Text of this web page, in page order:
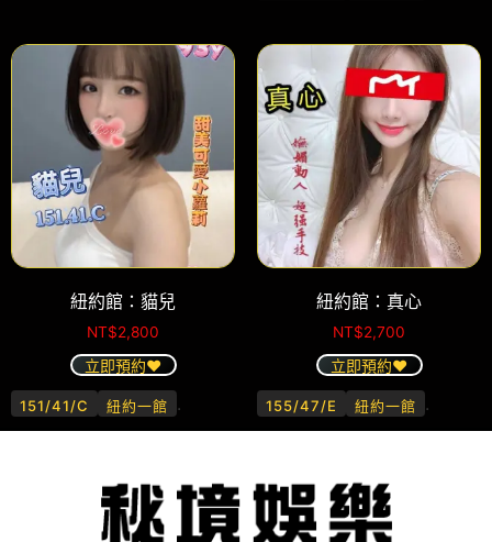
紐約館：貓兒
NT$2,800
立即預約❤️
151/41/C 紐約一館 .
紐約館：真心
NT$2,700
立即預約❤️
155/47/E 紐約一館 .